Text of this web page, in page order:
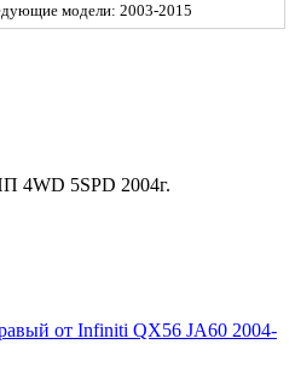
модели: 2003-2015
4WD 5SPD 2004г.
от Infiniti QX56 JA60 2004-